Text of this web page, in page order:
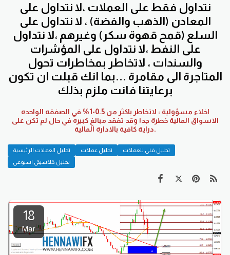
نتداول فقط على العملات ،لا نتداول على
المعادن (الذهب والفضة) ، لا نتداول على
السلع (قمح قهوة سكر) وغيرهم ،لا نتداول
على النفط ،لا نتداول على المؤشرات
والسندات ، لاتخاطر بمخاطرات تحول
المتاجرة الى مقامرة ...بما انك قبلت ان تكون
برعايتنا فانت ملزم بذلك
اخلاء مسؤولية : لاتخاطر باكثر من 0.5-1% في الصفقه الواحده
الاسواق المالية خطرة جدا وقد تفقد مبالغ كبيره في حال لم تكن على
دراية كافية بالادارة المالية.
تحليل العملات الرئيسية تحليل عملات
تحليل فني للعملات
تحليل كلاسيكي اسبوعي
18
Mar